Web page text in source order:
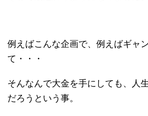
例えばこんな企画で、例えばギャ
て・・・
そんなんで大金を手にしても、人
だろうという事。